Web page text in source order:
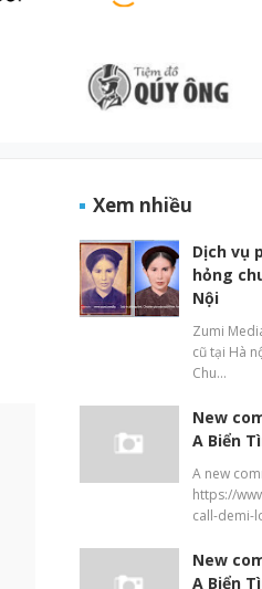
Xem nhiều
Dịch vụ
hỏng
Nội
Zumi
cũ tại Hà
Chu…
New
A Biển
A new
https://
call-demi-
New
A Biển